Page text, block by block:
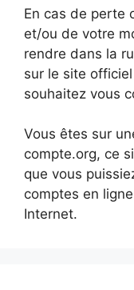
En cas de perte
et/ou de votre
rendre dans la
sur le site
souhaitez vous
Vous êtes sur
compte.org, ce
que vous
comptes en
Internet.